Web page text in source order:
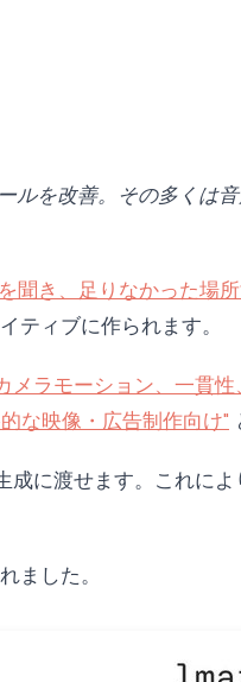
ルを改善。その多くは音
聞き、足りなかった場
ティブに作られます。
メラモーション、一貫性
な映像・広告制作向け"
に渡せます。これによ
ました。